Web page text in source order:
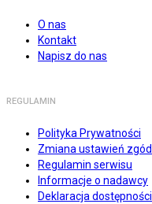
O nas
Kontakt
Napisz do nas
REGULAMIN
Polityka Prywatności
Zmiana ustawień zgód
Regulamin serwisu
Informacje o nadawcy
Deklaracja dostępności